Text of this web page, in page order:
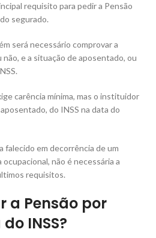
requisito para pedir a Pensão
segurado.
será necessário comprovar a
e a situação de aposentado, ou
carência mínima, mas o instituidor
do INSS na data do
falecido em decorrência de um
não é necessária a
requisitos.
a Pensão por
INSS?